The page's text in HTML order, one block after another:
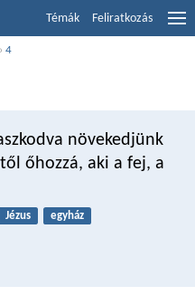
Témák Feliratkozás
›4
növekedjünk
őhozzá, aki a fej, a
Jézus egyház